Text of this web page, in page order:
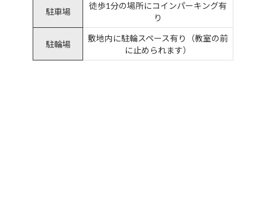
駐車場
徒歩1分の場所にコインパーキング有
り
駐輪場
敷地内に駐輪スペース有り（教室の前
に止められます）